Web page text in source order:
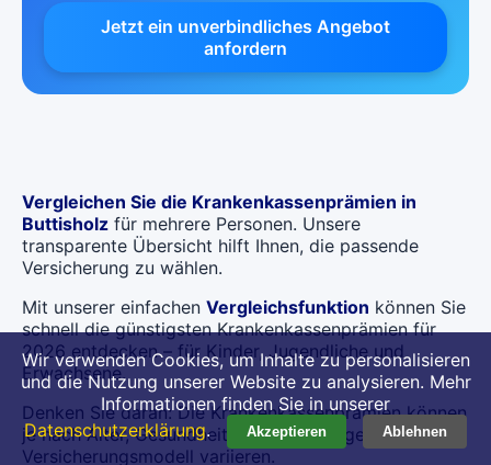
Jetzt ein unverbindliches Angebot
anfordern
Vergleichen Sie die Krankenkassenprämien in
Buttisholz für mehrere Personen. Unsere
transparente Übersicht hilft Ihnen, die passende
Versicherung zu wählen.
Mit unserer einfachen Vergleichsfunktion können Sie
schnell die günstigsten Krankenkassenprämien für
2026 entdecken – für Kinder, Jugendliche und
Erwachsene.
Denken Sie daran: Die Krankenkassenprämien können
je nach Alter, Gesundheitszustand und gewähltem
Versicherungsmodell variieren.
Wir verwenden Cookies, um Inhalte zu personalisieren
und die Nutzung unserer Website zu analysieren. Mehr
Informationen finden Sie in unserer
Datenschutzerklärung. Akzeptieren Ablehnen